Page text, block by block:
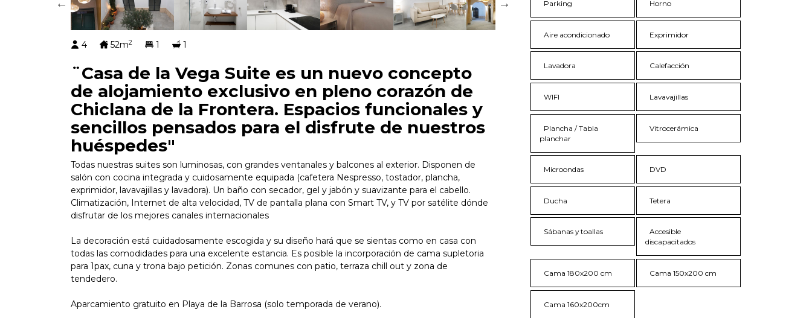
4 52m2 1 1
¨Casa de la Vega Suite es un nuevo concepto
de alojamiento exclusivo en pleno corazón de
Chiclana de la Frontera. Espacios funcionales y
sencillos pensados para el disfrute de nuestros
huéspedes"
Todas nuestras suites son luminosas, con grandes ventanales y balcones al exterior. Disponen de
salón con cocina integrada y cuidosamente equipada (cafetera Nespresso, tostador, plancha,
exprimidor, lavavajillas y lavadora). Un baño con secador, gel y jabón y suavizante para el cabello.
Climatización, Internet de alta velocidad, TV de pantalla plana con Smart TV, y TV por satélite dónde
disfrutar de los mejores canales internacionales
La decoración está cuidadosamente escogida y su diseño hará que se sientas como en casa con
todas las comodidades para una excelente estancia. Es posible la incorporación de cama supletoria
para 1pax, cuna y trona bajo petición. Zonas comunes con patio, terraza chill out y zona de
tendedero.
Aparcamiento gratuito en Playa de la Barrosa (solo temporada de verano).
Parking Horno
Aire acondicionado Exprimidor
Lavadora Calefacción
WIFI Lavavajillas
Plancha / Tabla
planchar
Vitrocerámica
Microondas DVD
Ducha Tetera
Sábanas y toallas
Accesible
discapacitados
Cama 180x200 cm Cama 150x200 cm
Cama 160x200cm